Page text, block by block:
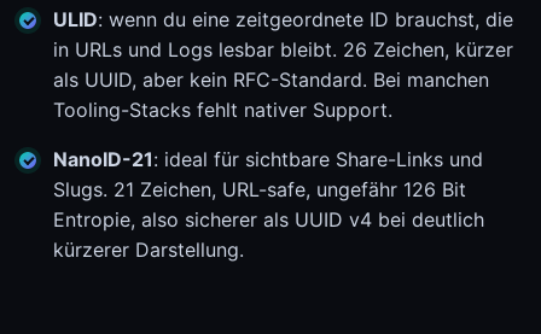
ULID: wenn du eine zeitgeordnete ID brauchst, die
in URLs und Logs lesbar bleibt. 26 Zeichen, kürzer
als UUID, aber kein RFC-Standard. Bei manchen
Tooling-Stacks fehlt nativer Support.
NanoID-21: ideal für sichtbare Share-Links und
Slugs. 21 Zeichen, URL-safe, ungefähr 126 Bit
Entropie, also sicherer als UUID v4 bei deutlich
kürzerer Darstellung.